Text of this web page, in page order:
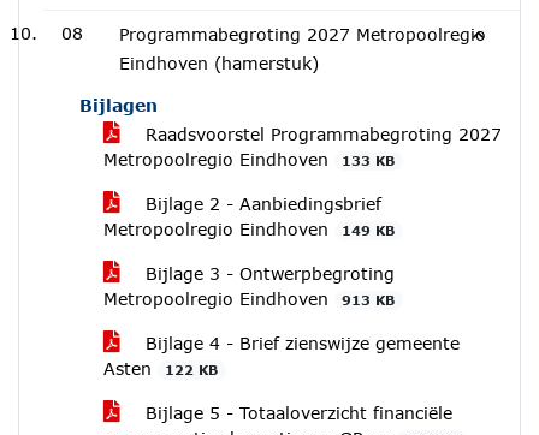
08
Programmabegroting 2027 Metropoolregio
Eindhoven (hamerstuk)
Bijlagen
Raadsvoorstel Programmabegroting 2027
Metropoolregio Eindhoven
133 KB
Bijlage 2 - Aanbiedingsbrief
Metropoolregio Eindhoven
149 KB
Bijlage 3 - Ontwerpbegroting
Metropoolregio Eindhoven
913 KB
Bijlage 4 - Brief zienswijze gemeente
Asten
122 KB
Bijlage 5 - Totaaloverzicht financiële